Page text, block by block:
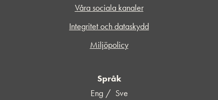
Våra sociala kanaler
Integritet och dataskydd
Miljöpolicy
Språk
Eng
Sve